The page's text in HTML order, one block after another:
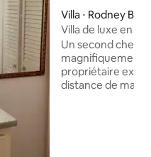
Villa ⋅ Rodney Bay
Villa de luxe en
ville avec piscine
Un second chez-
magnifiquement
propriétaire
distance de